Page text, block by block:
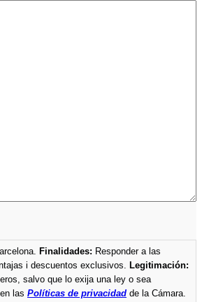
Finalidades: Responder a las
de la corporación, asi como ventajas i descuentos exclusivos. Legitimación:
salvo que lo exija una ley o sea
en las Políticas de privacidad de la Cámara.